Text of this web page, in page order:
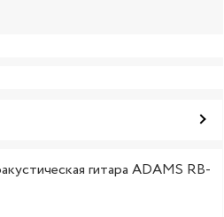
гитара ADAMS RB-